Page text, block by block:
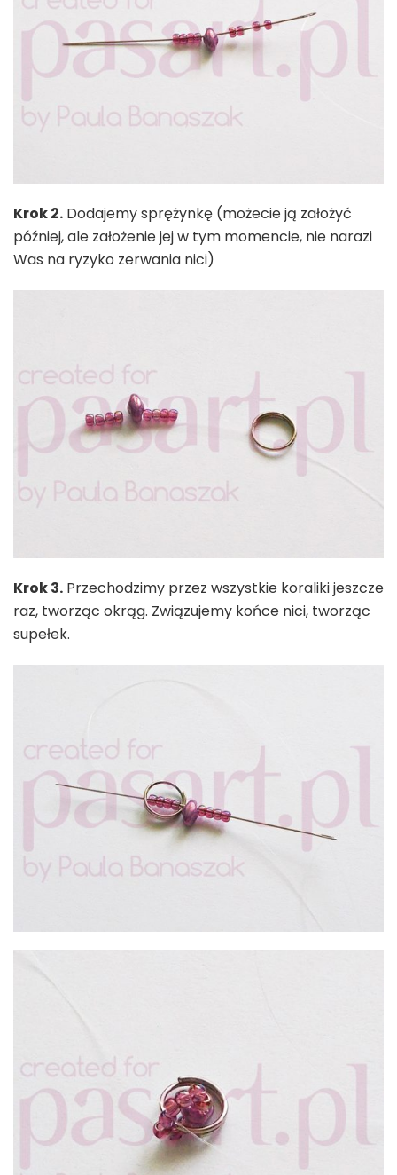
Krok 2. Dodajemy sprężynkę (możecie ją założyć
później, ale założenie jej w tym momencie, nie narazi
Was na ryzyko zerwania nici)
Krok 3. Przechodzimy przez wszystkie koraliki jeszcze
raz, tworząc okrąg. Związujemy końce nici, tworząc
supełek.